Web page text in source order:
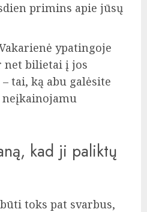
primins apie jūsų
ypatingoje
net bilietai į jos
tai, ką abu galėsite
kad ji paliktų
toks pat svarbus,